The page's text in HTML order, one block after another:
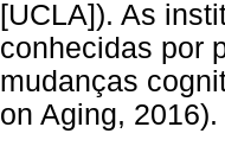
[UCLA]). As
conhecidas por
mudanças
on Aging, 2016).